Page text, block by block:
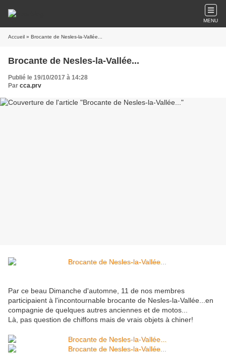
MENU
Accueil » Brocante de Nesles-la-Vallée...
Brocante de Nesles-la-Vallée...
Publié le 19/10/2017 à 14:28
Par cca.prv
Par ce beau Dimanche d'automne, 11 de nos membres
participaient à l'incontournable brocante de Nesles-la-Vallée...en
compagnie de quelques autres anciennes et de motos...
Là, pas question de chiffons mais de vrais objets à chiner!